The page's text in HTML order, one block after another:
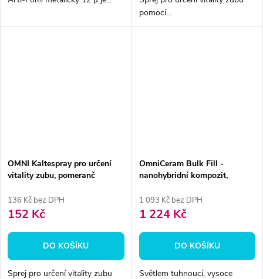
pomocí...
OMNI Kaltespray pro určení
vitality zubu, pomeranč
136 Kč bez DPH
152 Kč
DO KOŠÍKU
Sprej pro určení vitality zubu
OmniCeram Bulk Fill -
nanohybridní kompozit,
1 093 Kč bez DPH
1 224 Kč
DO KOŠÍKU
Světlem tuhnoucí, vysoce